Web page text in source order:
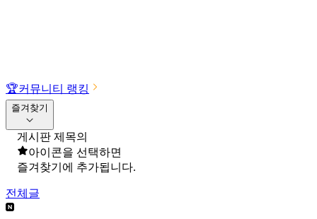
🏆커뮤니티 랭킹
즐겨찾기
게시판 제목의
아이콘을 선택하면
즐겨찾기에 추가됩니다.
전체글